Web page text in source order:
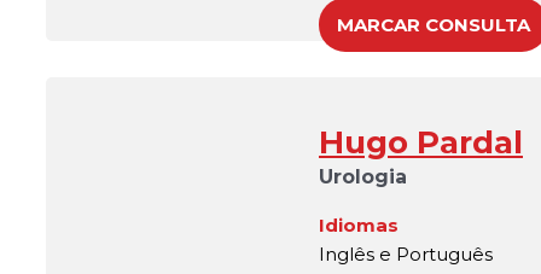
MARCAR CONSULTA
Hugo Pardal
Urologia
Idiomas
Inglês e Português